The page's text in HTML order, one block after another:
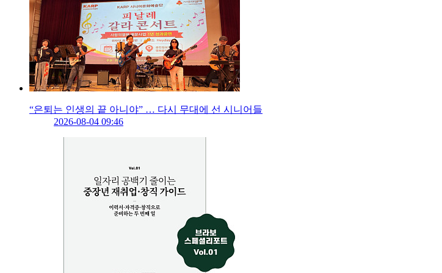
“은퇴는 인생의 끝 아니야” … 다시 무대에 선 시니어들
2026-08-04 09:46